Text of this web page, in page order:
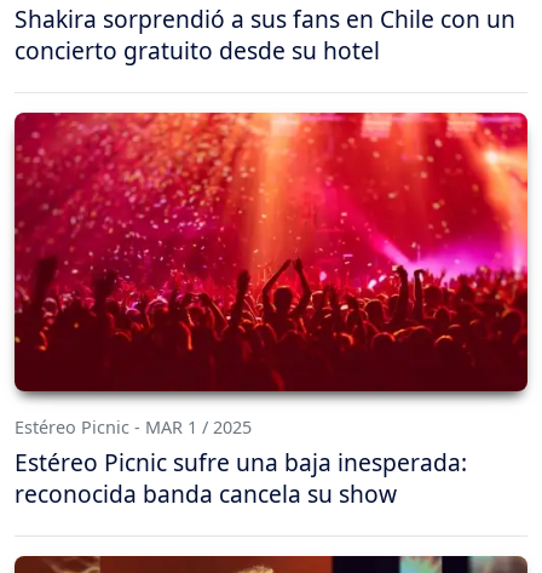
Shakira sorprendió a sus fans en Chile con un
concierto gratuito desde su hotel
Estéreo Picnic - MAR 1 / 2025
Estéreo Picnic sufre una baja inesperada:
reconocida banda cancela su show